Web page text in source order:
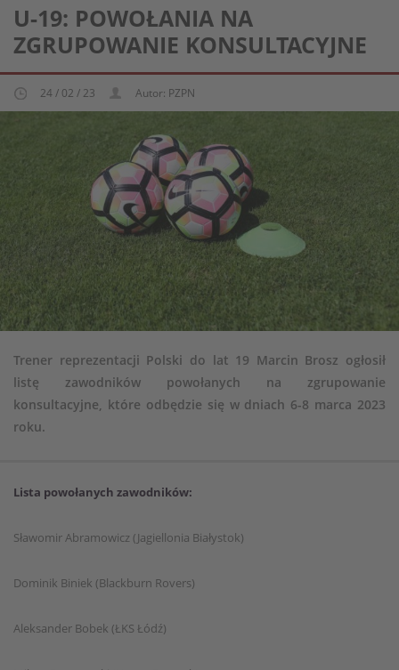
REPREZENTACJA MŁODZIEŻOWA U-19
U-19: POWOŁANIA NA
ZGRUPOWANIE KONSULTACYJNE
24 / 02 / 23 Autor: PZPN
Trener reprezentacji Polski do lat 19 Marcin Brosz ogłosił
listę zawodników powołanych na zgrupowanie
konsultacyjne, które odbędzie się w dniach 6-8 marca 2023
roku.
Lista powołanych zawodników:
Sławomir Abramowicz (Jagiellonia Białystok)
Dominik Biniek (Blackburn Rovers)
Aleksander Bobek (ŁKS Łódź)